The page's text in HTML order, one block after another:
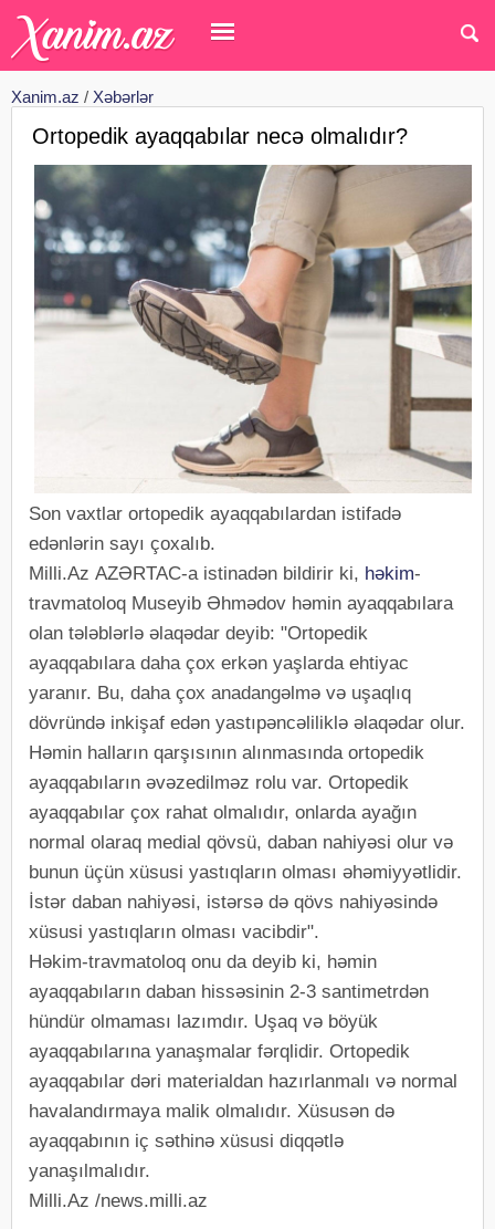
Xanim.az / Xəbərlər
Ortopedik ayaqqabılar necə olmalıdır?
Son vaxtlar ortopedik ayaqqabılardan istifadə
edənlərin sayı çoxalıb.
Milli.Az AZƏRTAC-a istinadən bildirir ki, həkim-
travmatoloq Museyib Əhmədov həmin ayaqqabılara
olan tələblərlə əlaqədar deyib: "Ortopedik
ayaqqabılara daha çox erkən yaşlarda ehtiyac
yaranır. Bu, daha çox anadangəlmə və uşaqlıq
dövründə inkişaf edən yastıpəncəliliklə əlaqədar olur.
Həmin halların qarşısının alınmasında ortopedik
ayaqqabıların əvəzedilməz rolu var. Ortopedik
ayaqqabılar çox rahat olmalıdır, onlarda ayağın
normal olaraq medial qövsü, daban nahiyəsi olur və
bunun üçün xüsusi yastıqların olması əhəmiyyətlidir.
İstər daban nahiyəsi, istərsə də qövs nahiyəsində
xüsusi yastıqların olması vacibdir".
Həkim-travmatoloq onu da deyib ki, həmin
ayaqqabıların daban hissəsinin 2-3 santimetrdən
hündür olmaması lazımdır. Uşaq və böyük
ayaqqabılarına yanaşmalar fərqlidir. Ortopedik
ayaqqabılar dəri materialdan hazırlanmalı və normal
havalandırmaya malik olmalıdır. Xüsusən də
ayaqqabının iç səthinə xüsusi diqqətlə
yanaşılmalıdır.
Milli.Az /news.milli.az